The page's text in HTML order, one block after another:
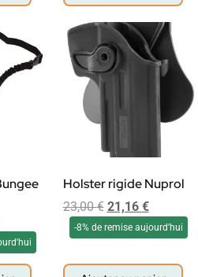
Holster rigide Nuprol
23,00€ 21,16 €
-8% de remise aujourd'hui